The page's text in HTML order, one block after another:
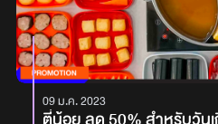
09 ม.ค. 2023